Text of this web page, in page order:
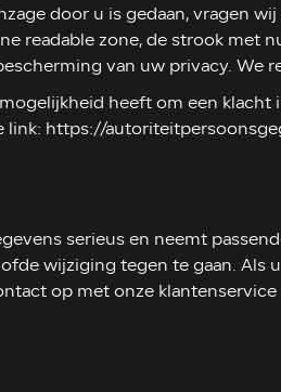
door u is gedaan, vragen
readable zone, de strook
van uw privacy. We
heeft om een
link: https://
serieus en neemt
wijziging tegen te gaan.
op met onze